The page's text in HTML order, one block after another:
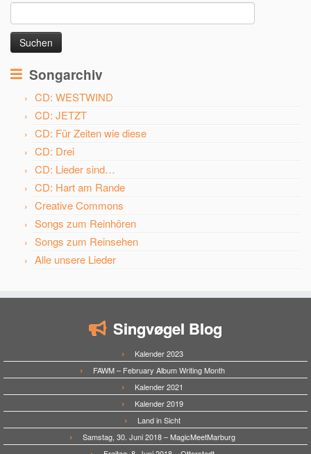
nach:
Songarchiv
CD: WESTWIND
CD: JETZT
CD: Für Zeiten wie diese
CD: Drei
CD: Lieder sind…
CD: Hart am Rande
Creative Commons
Songs zum Reinhören
Songs zum Reinsehen
Alle unsere Lieder
Singvøgel Blog
Kalender 2023
FAWM – February Album Writing Month
Kalender 2021
Kalender 2019
Land in Sicht
Samstag, 30. Juni 2018 – MagicMeetMarburg